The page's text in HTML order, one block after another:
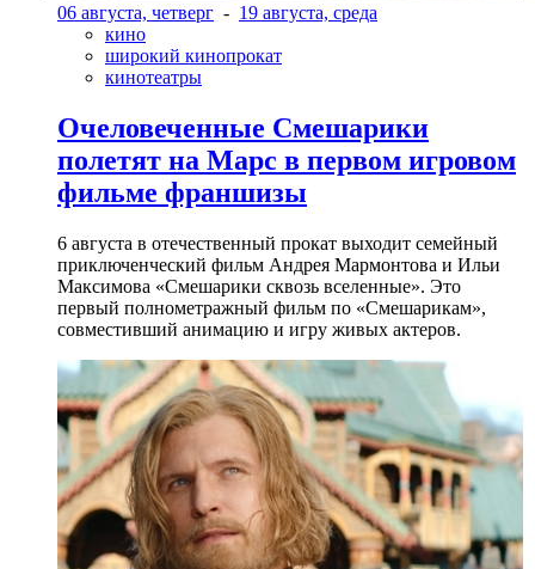
06 августа, четверг - 19 августа, среда
кино
широкий кинопрокат
кинотеатры
Очеловеченные Смешарики
полетят на Марс в первом игровом
фильме франшизы
6 августа в отечественный прокат выходит семейный
приключенческий фильм Андрея Мармонтова и Ильи
Максимова «Смешарики сквозь вселенные». Это
первый полнометражный фильм по «Смешарикам»,
совместивший анимацию и игру живых актеров.